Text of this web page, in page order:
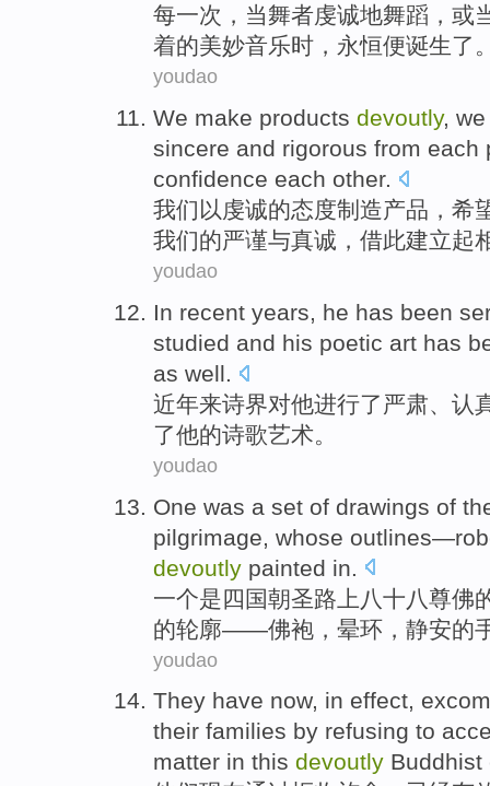
每一次 ，当舞者虔诚地舞蹈 ， 或
着的美妙音乐时， 永恒便诞生了
youdao
We make products devoutly,
sincere and rigorous from each
confidence each other.
我们 以虔诚的态度制造产品 ， 希
我们的严谨与真诚 ，借此建立起
youdao
In recent years, he has been
studied and his poetic art has
as well.
近年来诗界对他进行了 严肃、认
了他的诗歌艺术。
youdao
One was a set of drawings of
pilgrimage , whose outlines—
devoutly painted in
一个是四国朝圣路上八十八尊佛
的轮廓——佛袍 ， 晕环，静安的
youdao
They have now, in effect,
their families by refusing to
matter in this devoutly Buddhist